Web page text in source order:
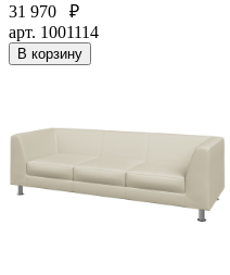
31 970
₽
арт. 1001114
В корзину